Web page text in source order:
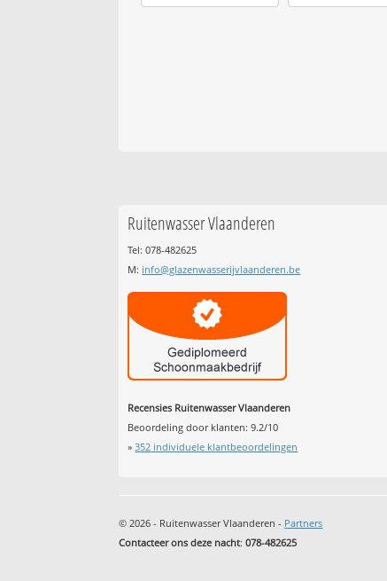
Ruitenwasser Vlaanderen
Tel: 078-482625
M: info@glazenwasserijvlaanderen.be
Recensies Ruitenwasser Vlaanderen
Beoordeling door klanten:9.2/10
»352 individuele klantbeoordelingen
© 2026 - Ruitenwasser Vlaanderen - Partners
Contacteer ons deze nacht:078-482625